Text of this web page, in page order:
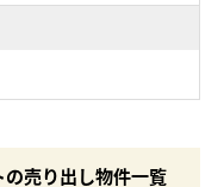
売り出し物件一覧